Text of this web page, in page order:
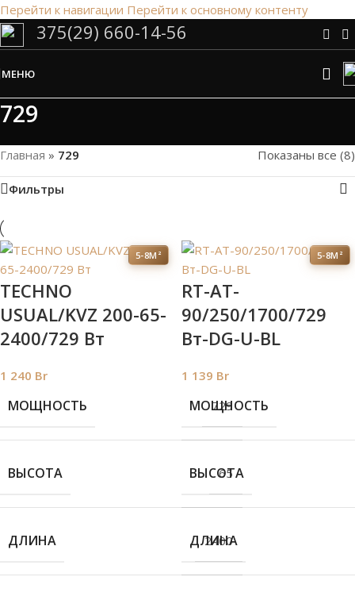
Перейти к навигации Перейти к основному контенту
Сэкономим Ваше время на подбор
Рассчитаем мощность | Предложим от 3х вариантов | В
наличии и под заказ
375(29) 660-14-56
МЕНЮ
729
Главная » 729 Показаны все (8)
Фильтры
5-8М²
TECHNO
USUAL/KVZ 200-65-
2400/729 Вт
1 240 Br
МОЩНОСТЬ 729
ВЫСОТА 65
ДЛИНА 2400
5-8М²
RT-AT-
90/250/1700/729
Вт-DG-U-BL
1 139 Br
МОЩНОСТЬ
ВЫСОТА
ДЛИНА